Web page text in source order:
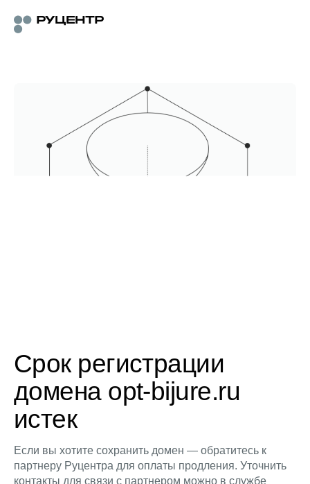
Срок регистрации
домена opt-bijure.ru
истек
Если вы хотите сохранить домен — обратитесь к
партнеру Руцентра для оплаты продления. Уточнить
контакты для связи с партнером можно в службе